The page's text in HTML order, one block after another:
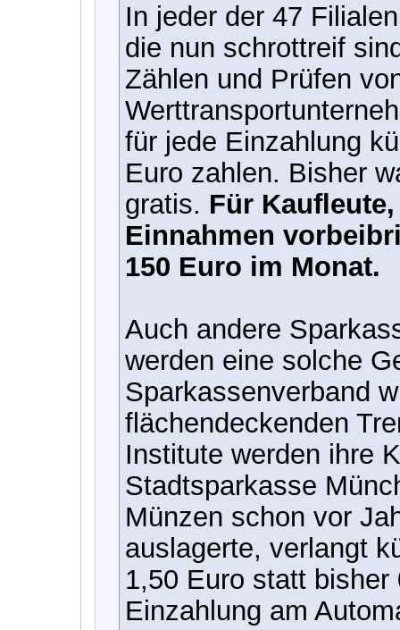
In jeder der 47
die nun schrottreif
Zählen und Prüfen
für jede Einzahlung
Euro zahlen. Bisher
gratis. Für
Einnahmen
150 Euro im Monat.
Auch andere
werden eine solche
Sparkassenverband
flächendeckenden
Institute werden ihre
Stadtsparkasse
Münzen schon vor
auslagerte, verlangt
1,50 Euro statt
Einzahlung am